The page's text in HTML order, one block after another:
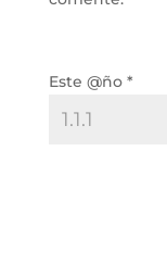
Este @ño *